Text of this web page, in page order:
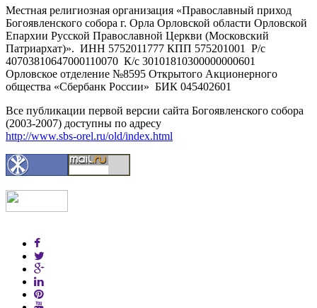
Местная религиозная организация «Православный приход
Богоявленского собора г. Орла Орловской области Орловской
Епархии Русской Православной Церкви (Московский
Патриархат)». ИНН 5752011777 КПП 575201001 Р/с
40703810647000110070 К/с 30101810300000000601
Орловское отделение №8595 Открытого Акционерного
общества «Сбербанк России» БИК 045402601
Все публикации первой версии сайта Богоявленского собора
(2003-2007) доступны по адресу
http://www.sbs-orel.ru/old/index.html